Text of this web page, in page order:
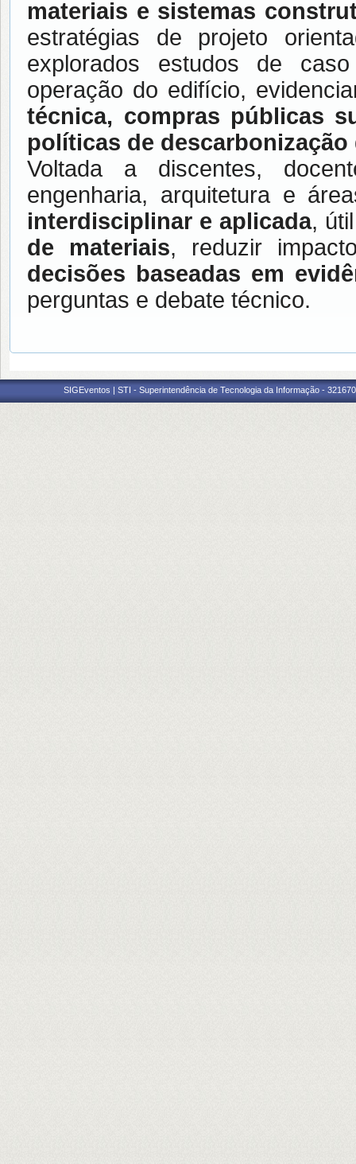
materiais e sistemas
estratégias de projeto
explorados estudos de
operação do edifício,
técnica, compras públicas
políticas de descarbonização
Voltada a discentes,
engenharia, arquitetura e
interdisciplinar e aplicada,
de materiais, reduzir
decisões baseadas em
perguntas e debate técnico.
SIGEventos | STI - Superintendência de Tecnologia da Informação -